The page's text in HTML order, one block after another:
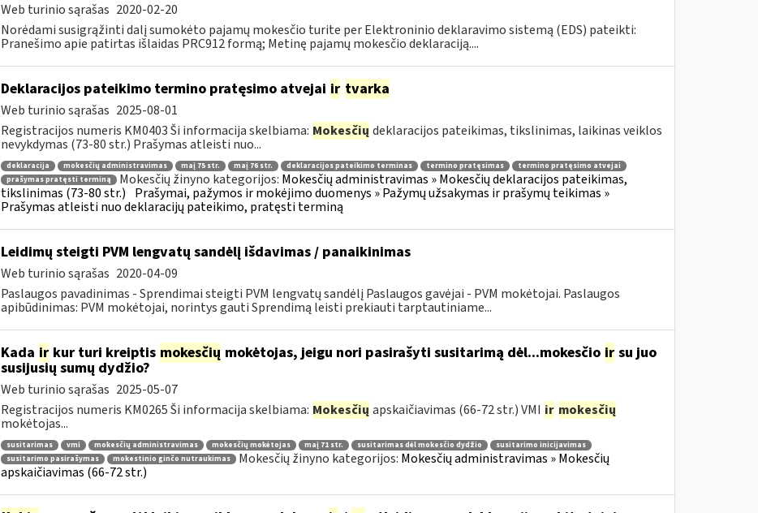
Web turinio sąrašas 2020-02-20
Norėdami susigrąžinti dalį sumokėto pajamų mokesčio turite per Elektroninio deklaravimo sistemą (EDS) pateikti:
Pranešimo apie patirtas išlaidas PRC912 formą; Metinę pajamų mokesčio deklaraciją....
Deklaracijos pateikimo termino pratęsimo atvejai ir tvarka
Web turinio sąrašas 2025-08-01
Registracijos numeris KM0403 Ši informacija skelbiama: Mokesčių deklaracijos pateikimas, tikslinimas, laikinas veiklos
nevykdymas (73-80 str.) Prašymas atleisti nuo...
deklaracija mokesčių administravimas maį 75 str. maį 76 str. deklaracijos pateikimo terminas termino pratęsimas
termino pratęsimo atvejai
prašymas pratęsti terminą
Mokesčių žinyno kategorijos: Mokesčių administravimas » Mokesčių deklaracijos pateikimas,
tikslinimas (73-80 str.) Prašymai, pažymos ir mokėjimo duomenys » Pažymų užsakymas ir prašymų teikimas »
Prašymas atleisti nuo deklaracijų pateikimo, pratęsti terminą
Leidimų steigti PVM lengvatų sandėlį išdavimas / panaikinimas
Web turinio sąrašas 2020-04-09
Paslaugos pavadinimas - Sprendimai steigti PVM lengvatų sandėlį Paslaugos gavėjai - PVM mokėtojai. Paslaugos
apibūdinimas: PVM mokėtojai, norintys gauti Sprendimą leisti prekiauti tarptautiniame...
Kada irkur turi kreiptis mokesčių mokėtojas, jeigu nori pasirašyti susitarimą dėl...mokesčio irsu juo
susijusių sumų dydžio?
Web turinio sąrašas 2025-05-07
Registracijos numeris KM0265 Ši informacija skelbiama: Mokesčių apskaičiavimas (66-72 str.) VMI ir mokesčių
mokėtojas...
susitarimas vmi mokesčių administravimas mokesčių mokėtojas maį 71 str. susitarimas dėl mokesčio dydžio
susitarimo inicijavimas
susitarimo pasirašymas
mokestinio ginčo nutraukimas Mokesčių žinyno kategorijos: Mokesčių administravimas » Mokesčių
apskaičiavimas (66-72 str.)